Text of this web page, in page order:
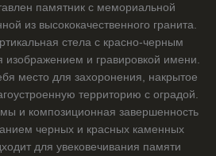
памятник с мемориальной
из высококачественного гранита.
стела с красно-черным
и гравировкой имени.
место для захоронения, накрытое
территорию с оградой.
и композиционная завершенность
черных и красных каменных
для увековечивания памяти